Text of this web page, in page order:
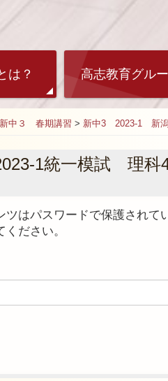
は？ 高志教育グル
新中３ 春期講習 > 新中3 2023-1 新潟
1統一模試 理科
ツはパスワードで保護されて
ください。